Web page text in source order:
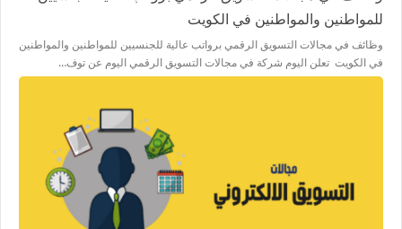
للمواطنين والمواطنين في الكويت
وظائف في مجالات التسويق الرقمي برواتب عالية للجنسيين للمواطنين والمواطنين
في الكويت تعلن اليوم شركة في مجالات التسويق الرقمي اليوم عن توف…